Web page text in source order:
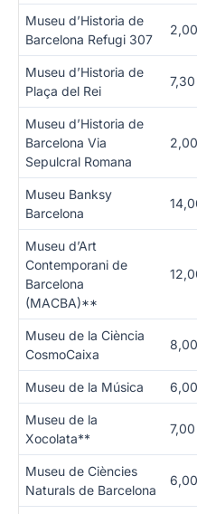
Museu d’Historia de
Barcelona Refugi 307
Museu d’Historia de
Plaça del Rei
Museu d’Historia de
Barcelona Via
Sepulcral Romana
Museu Banksy
Barcelona
Museu d’Art
Contemporani de
Barcelona
(MACBA)**
Museu de la Ciència
CosmoCaixa
Museu de la Música
Museu de la
Xocolata**
Museu de Ciències
Naturals de Barcelona